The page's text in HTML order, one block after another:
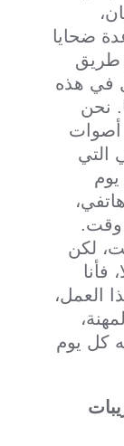
ضحايا
طريق
في هذه
نحن
أصوات
التي
وقت.
لكن
فأنا
العمل،
كل يوم